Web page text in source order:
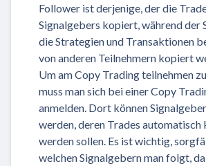
Follower ist derjenige, der die
Signalgebers kopiert, während der
die Strategien und Transaktionen
von anderen Teilnehmern kopiert
Um am Copy Trading teilnehmen
muss man sich bei einer Copy
anmelden. Dort können
werden, deren Trades
werden sollen. Es ist wichtig,
welchen Signalgebern man folgt,